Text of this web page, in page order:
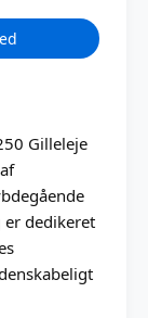
Gilleleje
dedikeret